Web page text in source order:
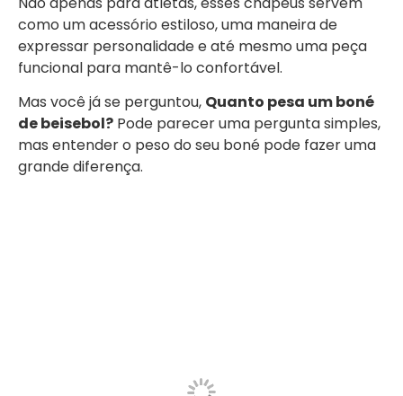
como um acessório estiloso, uma maneira de
expressar personalidade e até mesmo uma peça
funcional para mantê-lo confortável.
Mas você já se perguntou, Quanto pesa um boné
de beisebol? Pode parecer uma pergunta simples,
mas entender o peso do seu boné pode fazer uma
grande diferença.